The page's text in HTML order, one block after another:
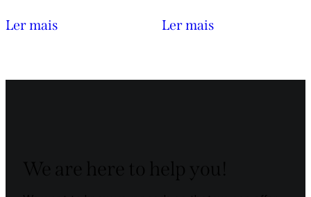
Ler mais Ler mais